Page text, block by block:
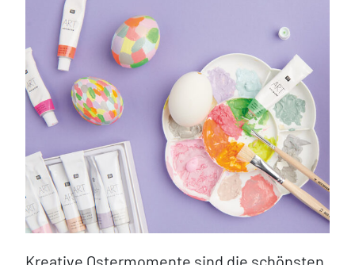
Kreative Ostermomente sind die schönsten